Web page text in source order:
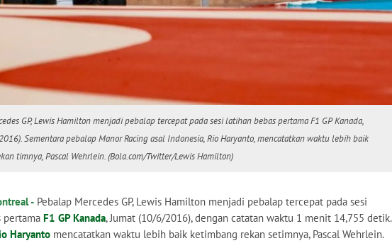
GP, Lewis Hamilton menjadi pebalap tercepat pada sesi latihan bebas pertama F1 GP Kanada,
Sementara pebalap Manor Racing asal Indonesia, Rio Haryanto, mencatatkan waktu lebih baik
timnya, Pascal Wehrlein. (Bola.com/Twitter/Lewis Hamilton)
- Pebalap Mercedes GP, Lewis Hamilton menjadi pebalap tercepat pada sesi
pertama F1 GP Kanada, Jumat (10/6/2016), dengan catatan waktu 1 menit 14,755 detik.
Haryanto mencatatkan waktu lebih baik ketimbang rekan setimnya, Pascal Wehrlein.